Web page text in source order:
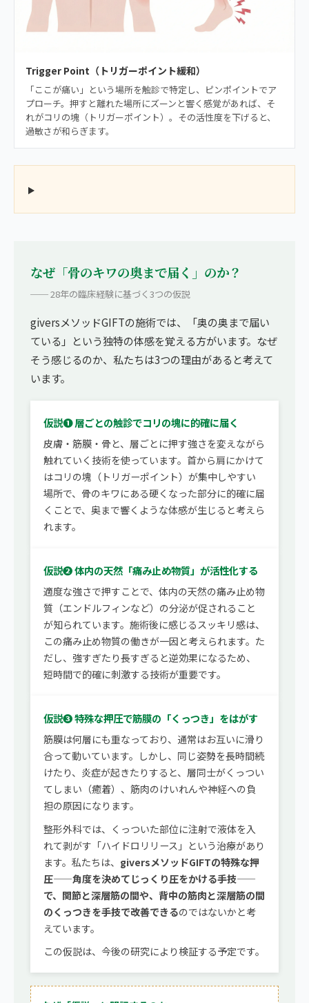
Trigger Point（トリガーポイント緩和）
「ここが痛い」という場所を触診で特定し、ピンポイントでア
プローチ。押すと離れた場所にズーンと響く感覚があれば、そ
れがコリの塊（トリガーポイント）。その活性度を下げると、
過敏さが和らぎます。
なぜ「骨のキワの奥まで届く」のか？
── 28年の臨床経験に基づく3つの仮説
giversメソッドGIFTの施術では、「奥の奥まで届い
ている」という独特の体感を覚える方がいます。なぜ
そう感じるのか、私たちは3つの理由があると考えて
います。
仮説❶ 層ごとの触診でコリの塊に的確に届く
皮膚・筋膜・骨と、層ごとに押す強さを変えながら
触れていく技術を使っています。首から肩にかけて
はコリの塊（トリガーポイント）が集中しやすい
場所で、骨のキワにある硬くなった部分に的確に届
くことで、奥まで響くような体感が生じると考えら
れます。
仮説❷ 体内の天然「痛み止め物質」が活性化する
適度な強さで押すことで、体内の天然の痛み止め物
質（エンドルフィンなど）の分泌が促されること
が知られています。施術後に感じるスッキリ感は、
この痛み止め物質の働きが一因と考えられます。た
だし、強すぎたり長すぎると逆効果になるため、
短時間で的確に刺激する技術が重要です。
仮説❸ 特殊な押圧で筋膜の「くっつき」をはがす
筋膜は何層にも重なっており、通常はお互いに滑り
合って動いています。しかし、同じ姿勢を長時間続
けたり、炎症が起きたりすると、層同士がくっつい
てしまい（癒着）、筋肉のけいれんや神経への負
担の原因になります。
整形外科では、くっついた部位に注射で液体を入
れて剥がす「ハイドロリリース」という治療があり
ます。私たちは、 giversメソッドGIFTの特殊な押
圧——角度を決めてじっくり圧をかける手技——
で、関節と深層筋の間や、背中の筋肉と深層筋の間
のくっつきを手技で改善できるのではないかと考
えています。
この仮説は、今後の研究により検証する予定です。